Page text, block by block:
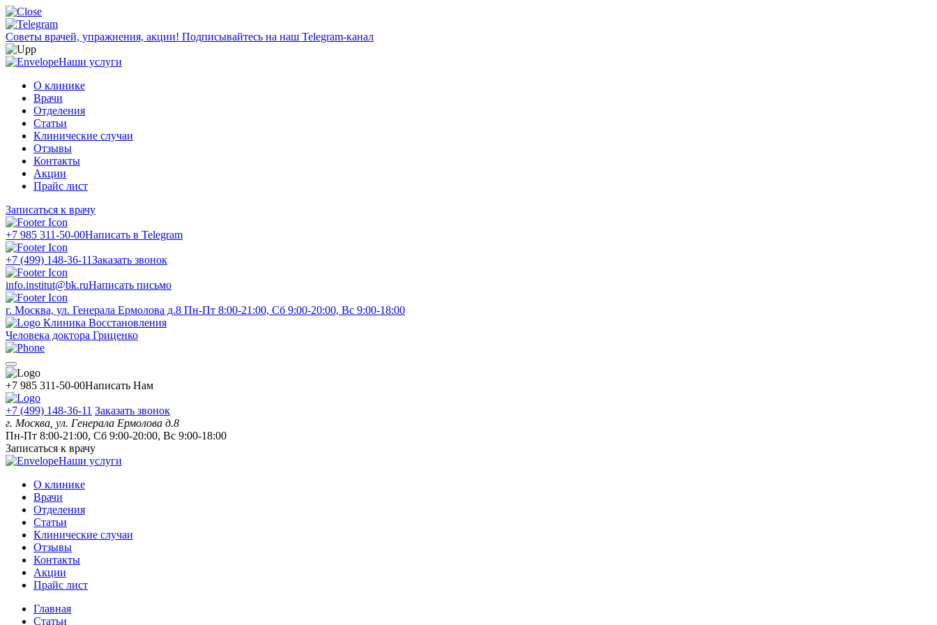
Советы врачей, упражнения, акции! Подписывайтесь на наш Telegram-канал
Наши услуги
О клинике
Врачи
Отделения
Статьи
Клинические случаи
Отзывы
Контакты
Акции
Прайс лист
Записаться к врачу
+7 985 311-50-00Написать в Telegram
+7 (499) 148-36-11Заказать звонок
info.institut@bk.ruНаписать письмо
г. Москва, ул. Генерала Ермолова д.8 Пн-Пт 8:00-21:00, Сб 9:00-20:00, Вс 9:00-18:00
Клиника Восстановления
Человека доктора Гриценко
+7 985 311-50-00Написать Нам
+7 (499) 148-36-11 Заказать звонок
г. Москва, ул. Генерала Ермолова д.8
Пн-Пт 8:00-21:00, Сб 9:00-20:00, Вс 9:00-18:00
Записаться к врачу
Наши услуги
О клинике
Врачи
Отделения
Статьи
Клинические случаи
Отзывы
Контакты
Акции
Прайс лист
Главная
Статьи